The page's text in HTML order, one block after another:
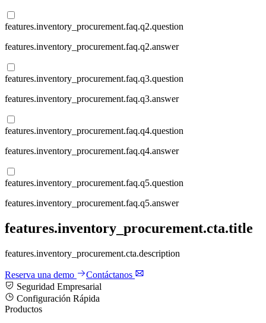
features.inventory_procurement.faq.q2.question
features.inventory_procurement.faq.q2.answer
features.inventory_procurement.faq.q3.question
features.inventory_procurement.faq.q3.answer
features.inventory_procurement.faq.q4.question
features.inventory_procurement.faq.q4.answer
features.inventory_procurement.faq.q5.question
features.inventory_procurement.faq.q5.answer
features.inventory_procurement.cta.title
features.inventory_procurement.cta.description
Reserva una demo
Contáctanos
Seguridad Empresarial
Configuración Rápida
Productos